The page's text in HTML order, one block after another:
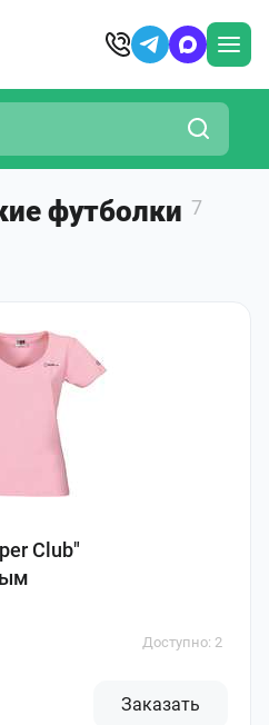
футболки 7
Club"
Доступно: 2
Заказать